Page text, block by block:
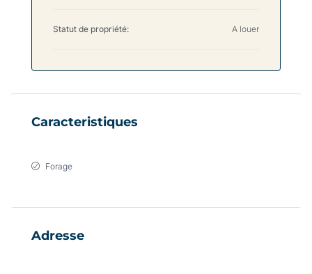
Statut de propriété: A louer
Caracteristiques
Forage
Adresse